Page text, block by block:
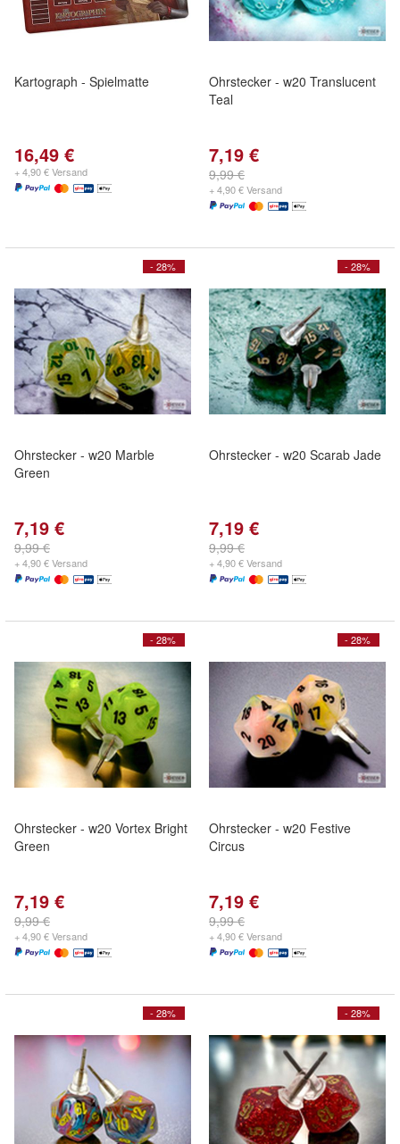
Kartograph - Spielmatte
16,49 €
+ 4,90 € Versand
Ohrstecker - w20 Translucent
Teal
7,19 €
9,99 €
+ 4,90 € Versand
- 28%
Ohrstecker - w20 Marble
Green
7,19 €
9,99 €
+ 4,90 € Versand
- 28%
Ohrstecker - w20 Scarab Jade
7,19 €
9,99 €
+ 4,90 € Versand
- 28%
Ohrstecker - w20 Vortex Bright
Green
7,19 €
9,99 €
+ 4,90 € Versand
- 28%
Ohrstecker - w20 Festive
Circus
7,19 €
9,99 €
+ 4,90 € Versand
- 28% - 28%